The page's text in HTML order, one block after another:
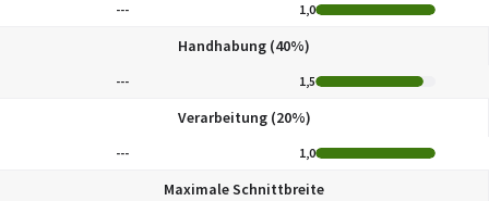
--- 1,0
Handhabung (40%)
--- 1,5
Verarbeitung (20%)
--- 1,0
Maximale Schnittbreite